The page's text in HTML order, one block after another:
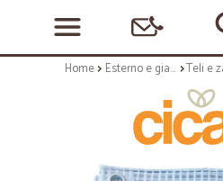
Home Esterno e giardino